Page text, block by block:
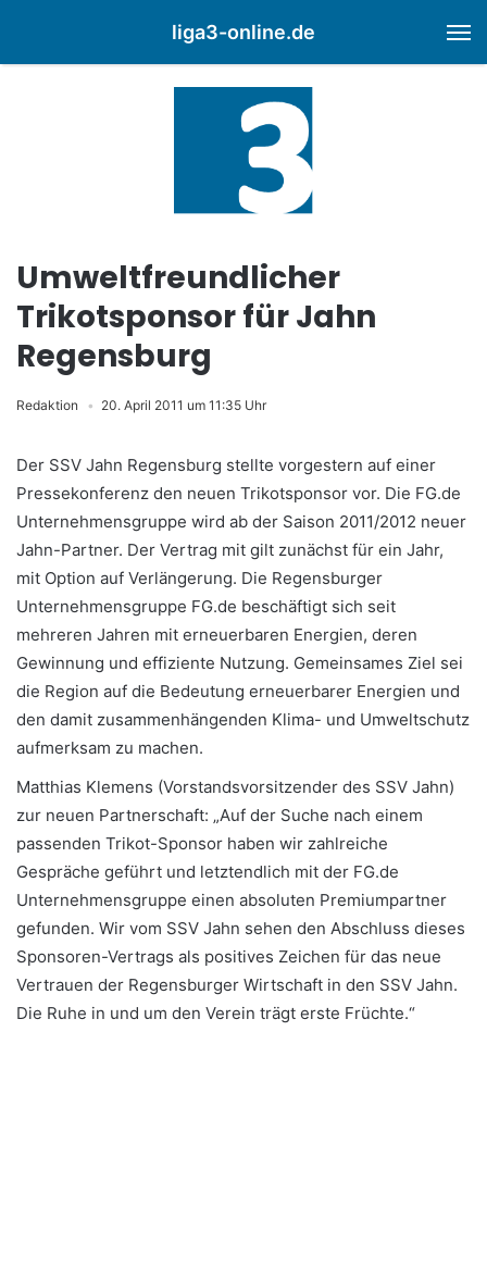
liga3-online.de
Umweltfreundlicher
Trikotsponsor für Jahn
Regensburg
Redaktion 20. April 2011 um 11:35 Uhr
Der SSV Jahn Regensburg stellte vorgestern auf einer
Pressekonferenz den neuen Trikotsponsor vor. Die FG.de
Unternehmensgruppe wird ab der Saison 2011/2012 neuer
Jahn-Partner. Der Vertrag mit gilt zunächst für ein Jahr,
mit Option auf Verlängerung. Die Regensburger
Unternehmensgruppe FG.de beschäftigt sich seit
mehreren Jahren mit erneuerbaren Energien, deren
Gewinnung und effiziente Nutzung. Gemeinsames Ziel sei
die Region auf die Bedeutung erneuerbarer Energien und
den damit zusammenhängenden Klima- und Umweltschutz
aufmerksam zu machen.
Matthias Klemens (Vorstandsvorsitzender des SSV Jahn)
zur neuen Partnerschaft: „Auf der Suche nach einem
passenden Trikot-Sponsor haben wir zahlreiche
Gespräche geführt und letztendlich mit der FG.de
Unternehmensgruppe einen absoluten Premiumpartner
gefunden. Wir vom SSV Jahn sehen den Abschluss dieses
Sponsoren-Vertrags als positives Zeichen für das neue
Vertrauen der Regensburger Wirtschaft in den SSV Jahn.
Die Ruhe in und um den Verein trägt erste Früchte.“